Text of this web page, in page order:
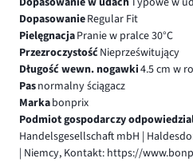
DopasowanieRegular Fit
PielęgnacjaPranie w pralce 30°C
PrzezroczystośćNieprześwitujący
Długość wewn. nogawki4.5 cm w
Pasnormalny ściągacz
Markabonprix
Podmiot gospodarczy
Handelsgesellschaft mbH |
| Niemcy, Kontakt: https://